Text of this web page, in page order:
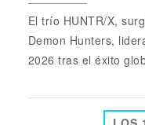
El trío HUNTR/X,
Demon Hunters,
2026 tras el éxito